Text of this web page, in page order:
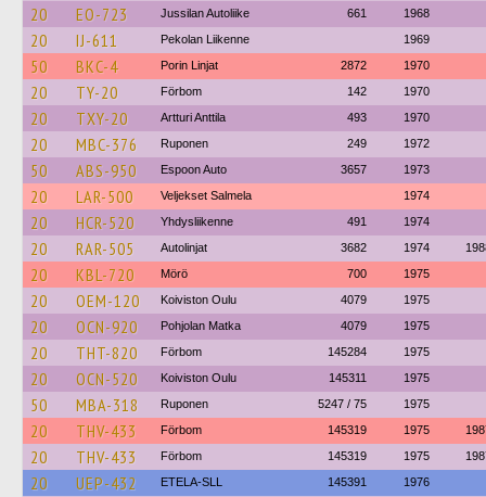
20 EO-723 Jussilan Autoliike 661 1968
20 IJ-611 Pekolan Liikenne 1969
50 BKC-4 Porin Linjat 2872 1970
20 TY-20 Förbom 142 1970
20 TXY-20 Artturi Anttila 493 1970
20 MBC-376 Ruponen 249 1972
50 ABS-950 Espoon Auto 3657 1973
20 LAR-500 Veljekset Salmela 1974
20 HCR-520 Yhdysliikenne 491 1974
20 RAR-505 Autolinjat 3682 1974
20 KBL-720 Mörö 700 1975
20 OEM-120 Koiviston Oulu 4079 1975
20 OCN-920 Pohjolan Matka 4079 1975
20 THT-820 Förbom 145284 1975
20 OCN-520 Koiviston Oulu 145311 1975
50 MBA-318 Ruponen 5247 / 75 1975
20 THV-433 Förbom 145319 1975
20 THV-433 Förbom 145319 1975
20 UEP-432 ETELA-SLL 145391 1976